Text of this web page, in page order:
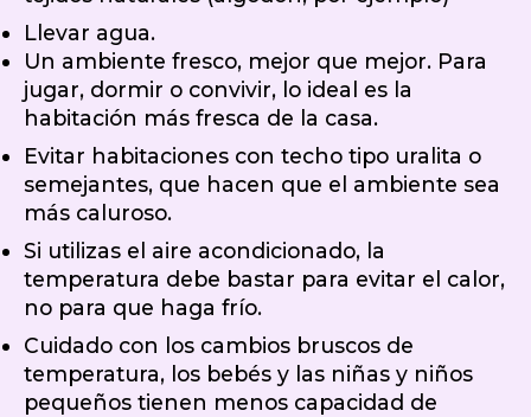
Llevar agua.
Un ambiente fresco, mejor que mejor. Para
jugar, dormir o convivir, lo ideal es la
habitación más fresca de la casa.
Evitar habitaciones con techo tipo uralita o
semejantes, que hacen que el ambiente sea
más caluroso.
Si utilizas el aire acondicionado, la
temperatura debe bastar para evitar el calor,
no para que haga frío.
Cuidado con los cambios bruscos de
temperatura, los bebés y las niñas y niños
pequeños tienen menos capacidad de